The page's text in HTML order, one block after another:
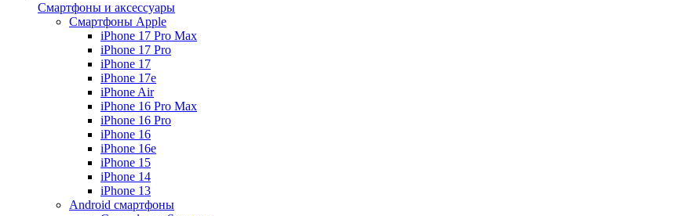
Смартфоны и аксессуары
Смартфоны Apple
iPhone 17 Pro Max
iPhone 17 Pro
iPhone 17
iPhone 17e
iPhone Air
iPhone 16 Pro Max
iPhone 16 Pro
iPhone 16
iPhone 16e
iPhone 15
iPhone 14
iPhone 13
Android cмартфоны